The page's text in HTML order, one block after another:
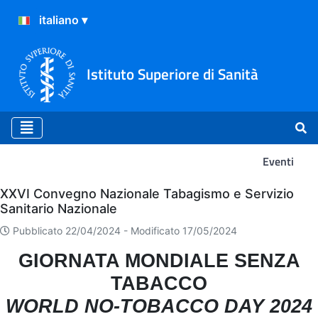
Istituto Superiore di Sanità
Eventi
Eventi
XXVI Convegno Nazionale Tabagismo e Servizio
Sanitario Nazionale
Pubblicato 22/04/2024 - Modificato 17/05/2024
GIORNATA MONDIALE SENZA
TABACCO
WORLD NO-TOBACCO DAY 2024